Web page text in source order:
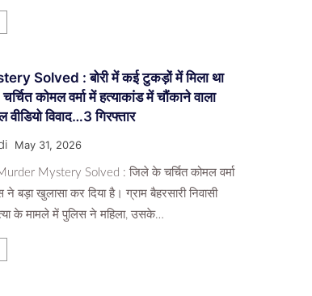
Solved : बोरी में कई टुकड़ों में मिला था
कोमल वर्मा में हत्याकांड में चौंकाने वाला
विवाद…3 गिरफ्तार
May 31, 2026
Mystery Solved : जिले के चर्चित कोमल वर्मा
ने बड़ा खुलासा कर दिया है। ग्राम बैहरसारी निवासी
के मामले में पुलिस ने महिला, उसके…